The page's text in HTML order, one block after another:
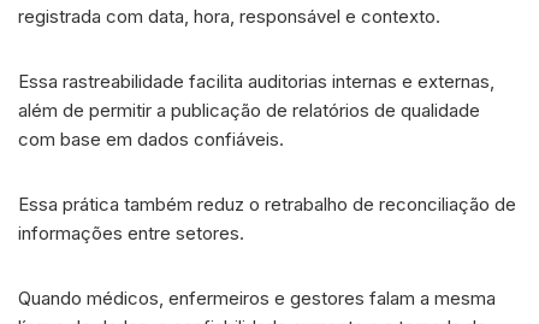
registrada com data, hora, responsável e contexto.
Essa rastreabilidade facilita auditorias internas e externas,
além de permitir a publicação de relatórios de qualidade
com base em dados confiáveis.
Essa prática também reduz o retrabalho de reconciliação de
informações entre setores.
Quando médicos, enfermeiros e gestores falam a mesma